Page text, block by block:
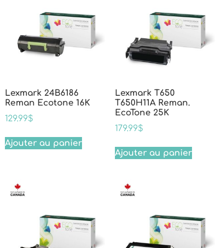
Lexmark 24B6186
Reman Ecotone 16K
129.99$
Ajouter au panier
Lexmark T650
T650H11A Reman.
EcoTone 25K
179.99$
Ajouter au panier